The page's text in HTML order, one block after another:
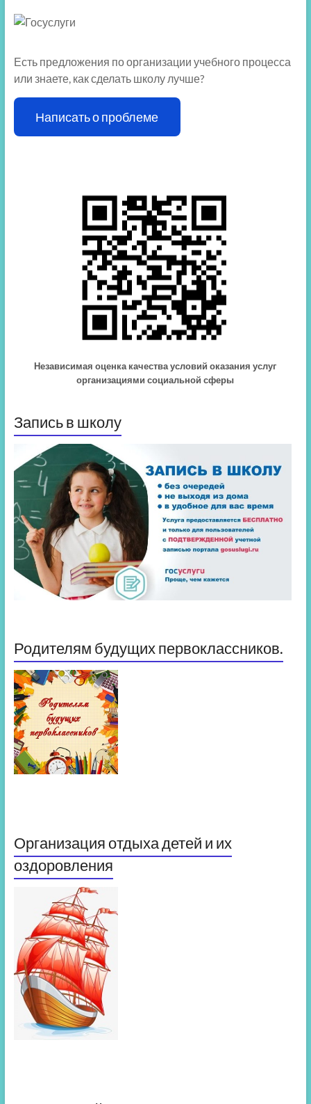
Есть предложения по организации учебного процесса
или знаете, как сделать школу лучше?
Написать о проблеме
Независимая оценка качества условий оказания услуг
организациями социальной сферы
Запись в школу
Родителям будущих первоклассников.
Организация отдыха детей и их
оздоровления